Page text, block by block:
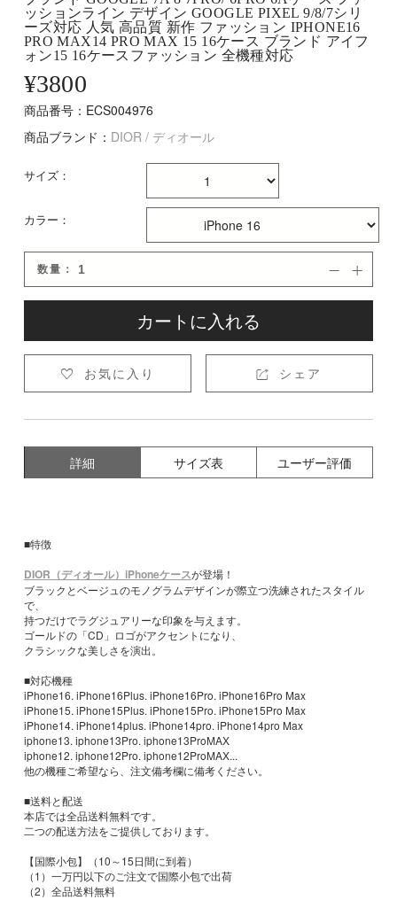
ッションライン デザイン GOOGLE PIXEL 9/8/7シリ
ーズ対応 人気 高品質 新作 ファッション IPHONE16
PRO MAX14 PRO MAX 15 16ケース ブランド アイフ
ォン15 16ケースファッション 全機種対応
¥3800
商品番号：ECS004976
商品ブランド： DIOR / ディオール
サイズ：
カラー：
数量： 

カートに入れる
 お気に入り  シェア
詳細 サイズ表 ユーザー評価
■特徴
DIOR（ディオール）iPhoneケースが登場！
ブラックとベージュのモノグラムデザインが際立つ洗練されたスタイル
で、
持つだけでラグジュアリーな印象を与えます。
ゴールドの「CD」ロゴがアクセントになり、
クラシックな美しさを演出。
■対応機種
iPhone16. iPhone16Plus. iPhone16Pro. iPhone16Pro Max
iPhone15. iPhone15Plus. iPhone15Pro. iPhone15Pro Max
iPhone14. iPhone14plus. iPhone14pro. iPhone14pro Max
iphone13. iphone13Pro. iphone13ProMAX
iphone12. iphone12Pro. iphone12ProMAX...
他の機種ご希望なら、注文備考欄に備考ください。
■送料と配送
本店では全品送料無料です。
二つの配送方法をご提供しております。
【国際小包】（10～15日間に到着）
（1）一万円以下のご注文で国際小包で出荷
（2）全品送料無料